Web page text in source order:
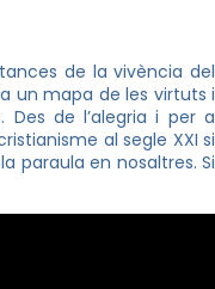
de la vivència del
un mapa de les virtuts i
Des de l’alegria i per a
al segle XXI si
paraula en nosaltres. Si